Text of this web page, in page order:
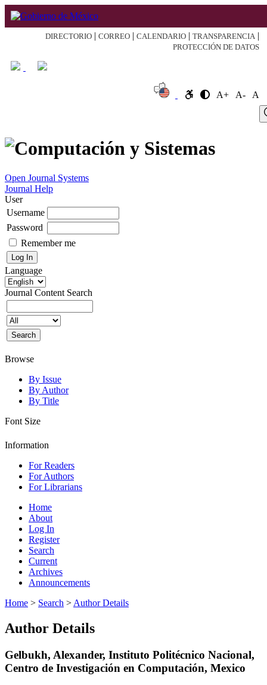
DIRECTORIO | CORREO | CALENDARIO | TRANSPARENCIA |
PROTECCIÓN DE DATOS
A+ A-
A
Open Journal Systems
Journal Help
User
Username
Password
Remember me
Language
Journal Content Search
Browse
By Issue
By Author
By Title
Font Size
Information
For Readers
For Authors
For Librarians
Home
About
Log In
Register
Search
Current
Archives
Announcements
Home > Search > Author Details
Author Details
Gelbukh, Alexander, Instituto Politécnico Nacional,
Centro de Investigación en Computación, Mexico